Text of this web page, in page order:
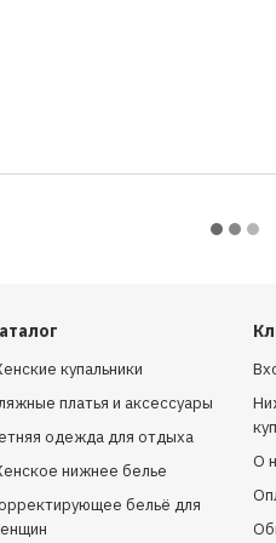
купальники
платья и аксессуары
одежда для отдыха
нижнее белье
бельё для
О